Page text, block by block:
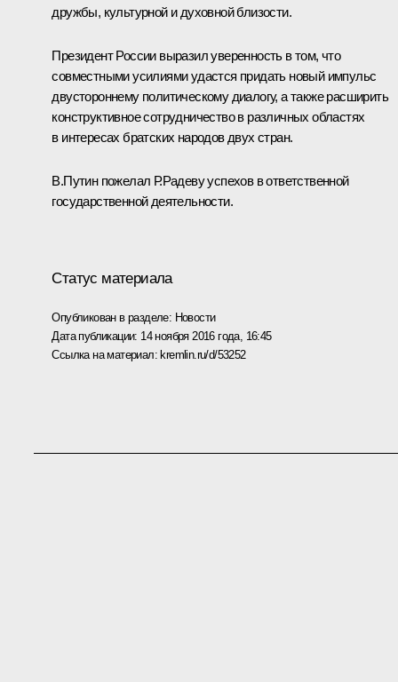
дружбы, культурной и духовной близости.
Президент России выразил уверенность в том, что
совместными усилиями удастся придать новый импульс
двустороннему политическому диалогу, а также расширить
конструктивное сотрудничество в различных областях
в интересах братских народов двух стран.
В.Путин пожелал Р.Радеву успехов в ответственной
государственной деятельности.
Статус материала
Опубликован в разделе: Новости
Дата публикации: 14 ноября 2016 года, 16:45
Ссылка на материал: kremlin.ru/d/53252